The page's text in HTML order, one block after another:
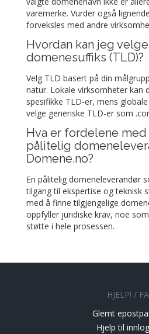
varemerke. Vurder også
forveksles med andre
Hvordan kan jeg
domenesuffiks (TLD)?
Velg TLD basert på din
natur. Lokale virksomheter kan
spesifikke TLD-er, mens
velge generiske TLD-er som
Hva er fordelene
pålitelig
Domene.no?
En pålitelig domeneleverandør
tilgang til ekspertise og teknisk
med å finne tilgjengelige
oppfyller juridiske krav, noe
støtte i hele prosessen.
HJELP! /
Glemt
Hjelp til